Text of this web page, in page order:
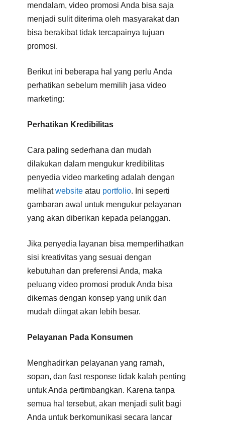
mendalam, video promosi Anda bisa saja
menjadi sulit diterima oleh masyarakat dan
bisa berakibat tidak tercapainya tujuan
promosi.
Berikut ini beberapa hal yang perlu Anda
perhatikan sebelum memilih jasa video
marketing:
Perhatikan Kredibilitas
Cara paling sederhana dan mudah
dilakukan dalam mengukur kredibilitas
penyedia video marketing adalah dengan
melihatwebsite atau portfolio. Ini seperti
gambaran awal untuk mengukur pelayanan
yang akan diberikan kepada pelanggan.
Jika penyedia layanan bisa memperlihatkan
sisi kreativitas yang sesuai dengan
kebutuhan dan preferensi Anda, maka
peluang video promosi produk Anda bisa
dikemas dengan konsep yang unik dan
mudah diingat akan lebih besar.
Pelayanan Pada Konsumen
Menghadirkan pelayanan yang ramah,
sopan, dan fast response tidak kalah penting
untuk Anda pertimbangkan. Karena tanpa
semua hal tersebut, akan menjadi sulit bagi
Anda untuk berkomunikasi secara lancar